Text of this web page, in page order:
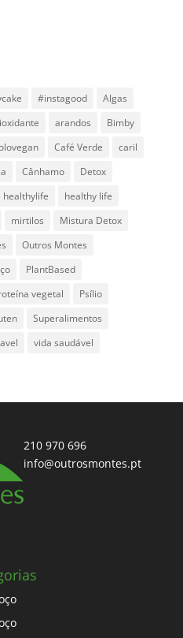
#instagood
Algas
arandos
Bimby
Café Verde
caril
Cânhamo
Detox
healthylife
healthy life
mirtilos
Mistura Detox
Outros Montes
PlantBased
vegetal
Psílio
Superalimentos
vida saudável
210 970 696
info@outrosmontes.pt